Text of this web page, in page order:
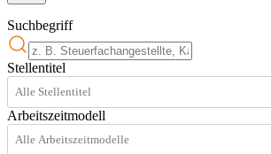
Suchbegriff
Stellentitel
Arbeitszeitmodell